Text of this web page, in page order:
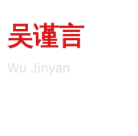
吴谨言
Wu Jinyan